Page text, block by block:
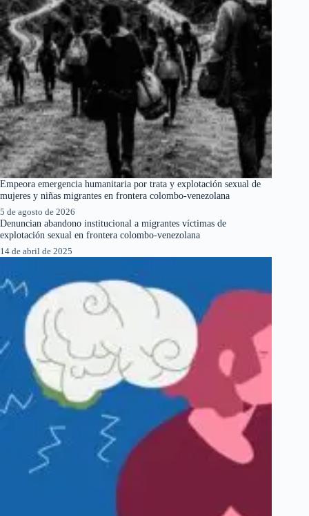
Empeora emergencia humanitaria por trata y explotación sexual de
mujeres y niñas migrantes en frontera colombo-venezolana
5 de agosto de 2026
Denuncian abandono institucional a migrantes víctimas de
explotación sexual en frontera colombo-venezolana
14 de abril de 2025